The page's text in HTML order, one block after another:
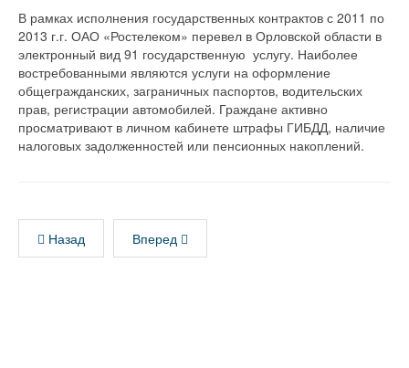
В рамках исполнения государственных контрактов с 2011 по
2013 г.г. ОАО «Ростелеком» перевел в Орловской области в
электронный вид 91 государственную услугу. Наиболее
востребованными являются услуги на оформление
общегражданских, заграничных паспортов, водительских
прав, регистрации автомобилей. Граждане активно
просматривают в личном кабинете штрафы ГИБДД, наличие
налоговых задолженностей или пенсионных накоплений.
Назад Вперед